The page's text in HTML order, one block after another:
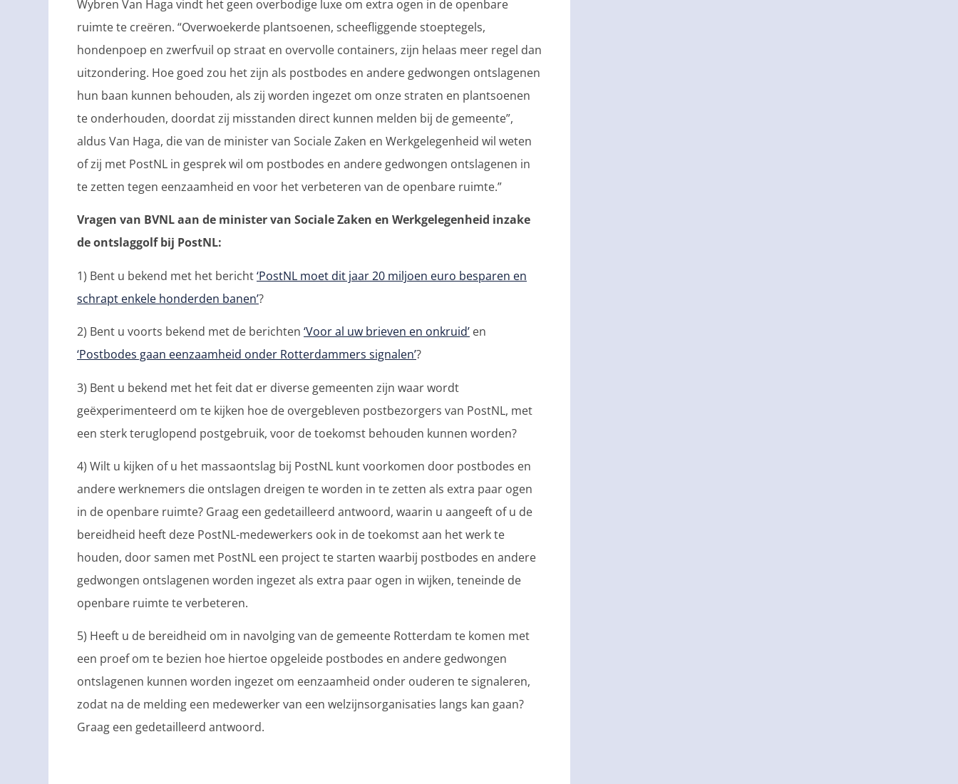
Wybren Van Haga vindt het geen overbodige luxe om extra ogen in de openbare
ruimte te creëren. “Overwoekerde plantsoenen, scheefliggende stoeptegels,
hondenpoep en zwerfvuil op straat en overvolle containers, zijn helaas meer regel dan
uitzondering. Hoe goed zou het zijn als postbodes en andere gedwongen ontslagenen
hun baan kunnen behouden, als zij worden ingezet om onze straten en plantsoenen
te onderhouden, doordat zij misstanden direct kunnen melden bij de gemeente”,
aldus Van Haga, die van de minister van Sociale Zaken en Werkgelegenheid wil weten
of zij met PostNL in gesprek wil om postbodes en andere gedwongen ontslagenen in
te zetten tegen eenzaamheid en voor het verbeteren van de openbare ruimte.”
Vragen van BVNL aan de minister van Sociale Zaken en Werkgelegenheid inzake
de ontslaggolf bij PostNL:
1) Bent u bekend met het bericht‘PostNL moet dit jaar 20 miljoen euro besparen en
schrapt enkele honderden banen’?
2) Bent u voorts bekend met de berichten ‘Voor al uw brieven en onkruid’ en
‘Postbodes gaan eenzaamheid onder Rotterdammers signalen’?
3) Bent u bekend met het feit dat er diverse gemeenten zijn waar wordt
geëxperimenteerd om te kijken hoe de overgebleven postbezorgers van PostNL, met
een sterk teruglopend postgebruik, voor de toekomst behouden kunnen worden?
4) Wilt u kijken of u het massaontslag bij PostNL kunt voorkomen door postbodes en
andere werknemers die ontslagen dreigen te worden in te zetten als extra paar ogen
in de openbare ruimte? Graag een gedetailleerd antwoord, waarin u aangeeft of u de
bereidheid heeft deze PostNL-medewerkers ook in de toekomst aan het werk te
houden, door samen met PostNL een project te starten waarbij postbodes en andere
gedwongen ontslagenen worden ingezet als extra paar ogen in wijken, teneinde de
openbare ruimte te verbeteren.
5) Heeft u de bereidheid om in navolging van de gemeente Rotterdam te komen met
een proef om te bezien hoe hiertoe opgeleide postbodes en andere gedwongen
ontslagenen kunnen worden ingezet om eenzaamheid onder ouderen te signaleren,
zodat na de melding een medewerker van een welzijnsorganisaties langs kan gaan?
Graag een gedetailleerd antwoord.